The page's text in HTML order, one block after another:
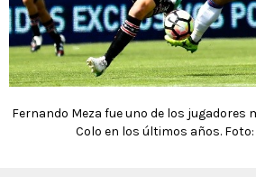
Fernando Meza fue uno de los jugadores
Colo en los últimos años. Foto: